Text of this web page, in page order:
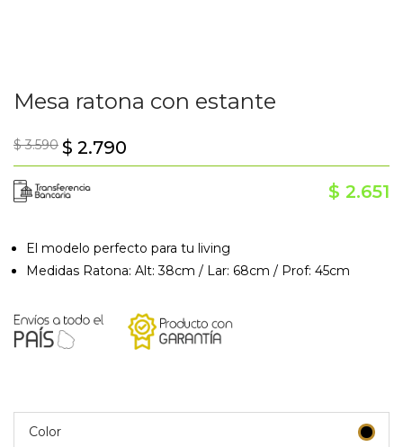
Mesa ratona con estante
$3.590 $ 2.790
$ 2.651
El modelo perfecto para tu living
Medidas Ratona: Alt: 38cm / Lar: 68cm / Prof: 45cm
Color